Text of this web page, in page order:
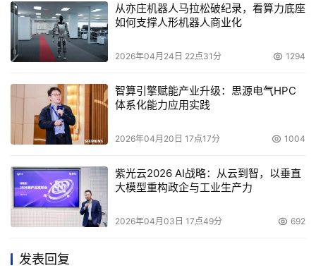
从亦庄机器人马拉松破纪录，看算力底座
如何支撑人形机器人商业化
2026年04月24日 22点31分 1294
智算引擎赋能产业升级：思源电气HPC
体系化能力应用实践
2026年04月20日 17点17分 1004
紫光云2026 AI战略：从云到智，以垂直
大模型重构政企与工业生产力
2026年04月03日 17点49分 692
发表回复